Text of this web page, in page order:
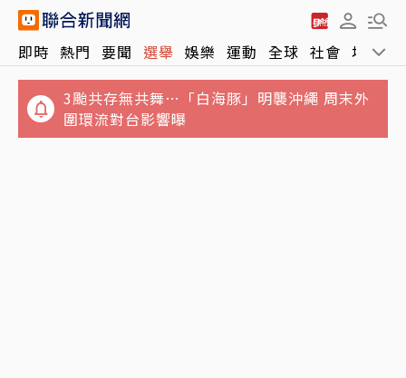
即時 熱門 要聞 選舉 娛樂 運動 全球 社會 地方
保護誰？
3颱共存無共舞…「白海豚」明襲沖繩 周末外
圍環流對台影響曝